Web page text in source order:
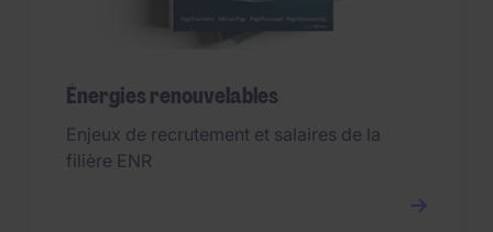
Énergies renouvelables
Enjeux de recrutement et salaires de la
filière ENR